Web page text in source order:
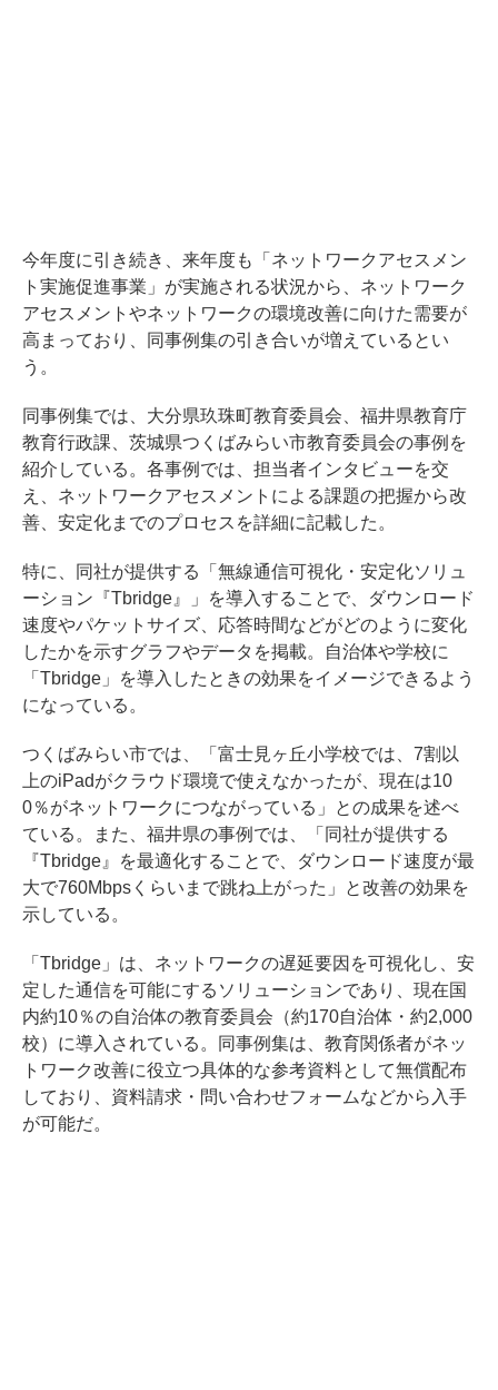
今年度に引き続き、来年度も「ネットワークアセスメン
ト実施促進事業」が実施される状況から、ネットワーク
アセスメントやネットワークの環境改善に向けた需要が
高まっており、同事例集の引き合いが増えているとい
う。
同事例集では、大分県玖珠町教育委員会、福井県教育庁
教育行政課、茨城県つくばみらい市教育委員会の事例を
紹介している。各事例では、担当者インタビューを交
え、ネットワークアセスメントによる課題の把握から改
善、安定化までのプロセスを詳細に記載した。
特に、同社が提供する「無線通信可視化・安定化ソリュ
ーション『Tbridge』」を導入することで、ダウンロード
速度やパケットサイズ、応答時間などがどのように変化
したかを示すグラフやデータを掲載。自治体や学校に
「Tbridge」を導入したときの効果をイメージできるよう
になっている。
つくばみらい市では、「富士見ヶ丘小学校では、7割以
上のiPadがクラウド環境で使えなかったが、現在は10
0％がネットワークにつながっている」との成果を述べ
ている。また、福井県の事例では、「同社が提供する
『Tbridge』を最適化することで、ダウンロード速度が最
大で760Mbpsくらいまで跳ね上がった」と改善の効果を
示している。
「Tbridge」は、ネットワークの遅延要因を可視化し、安
定した通信を可能にするソリューションであり、現在国
内約10％の自治体の教育委員会（約170自治体・約2,000
校）に導入されている。同事例集は、教育関係者がネッ
トワーク改善に役立つ具体的な参考資料として無償配布
しており、資料請求・問い合わせフォームなどから入手
が可能だ。